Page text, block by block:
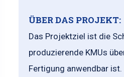
ÜBER DAS PROJEKT:
Das Projektziel ist die
produzierende KMUs
Fertigung anwendbar ist.